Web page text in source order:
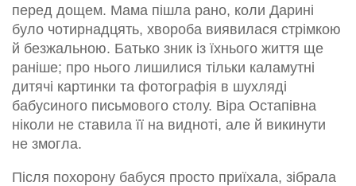
перед дощем. Мама пішла рано, коли Дарині
було чотирнадцять, хвороба виявилася стрімкою
й безжальною. Батько зник із їхнього життя ще
раніше; про нього лишилися тільки каламутні
дитячі картинки та фотографія в шухляді
бабусиного письмового столу. Віра Остапівна
ніколи не ставила її на видноті, але й викинути
не змогла.
Після похорону бабуся просто приїхала, зібрала